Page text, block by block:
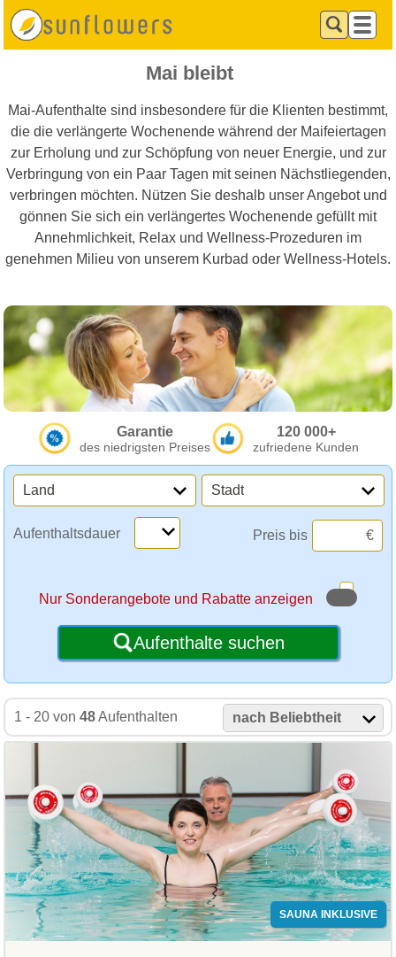
Mai bleibt
Mai-Aufenthalte sind insbesondere für die Klienten bestimmt,
die die verlängerte Wochenende während der Maifeiertagen
zur Erholung und zur Schöpfung von neuer Energie, und zur
Verbringung von ein Paar Tagen mit seinen Nächstliegenden,
verbringen möchten. Nützen Sie deshalb unser Angebot und
gönnen Sie sich ein verlängertes Wochenende gefüllt mit
Annehmlichkeit, Relax und Wellness-Prozeduren im
genehmen Milieu von unserem Kurbad oder Wellness-Hotels.
Garantie
des niedrigsten Preises
120 000+
zufriedene Kunden
Land Stadt
Aufenthaltsdauer Preis bis €
Nur Sonderangebote und Rabatte anzeigen
Aufenthalte suchen
1 - 20 von 48Aufenthalten nach Beliebtheit
SAUNA INKLUSIVE